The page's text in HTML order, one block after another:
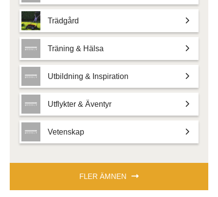
Trädgård
Träning & Hälsa
Utbildning & Inspiration
Utflykter & Äventyr
Vetenskap
FLER ÄMNEN